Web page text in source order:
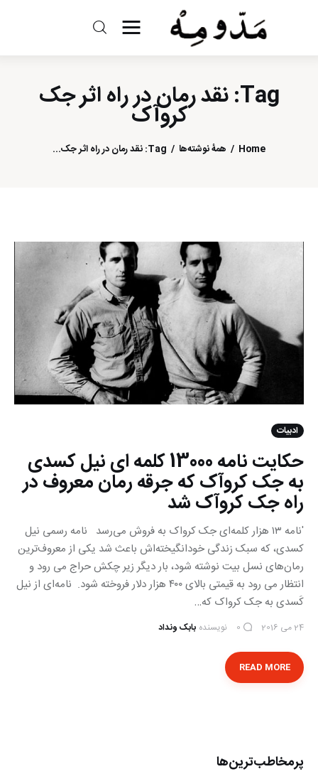
Tag: نقد رمان در راه اثر جک
کروآک
Home همهٔ نوشته‌ها Tag: نقد رمان در راه اثر جک...
مد و مه
ادبیات
درباره ما
ادبیات
حکایت نامه 13000 کلمه ای نیل کسدی
به جک کروآک که جرقه رمان معروف در
راه جک کروآک شد
'نامه ۱۳ هزار کلمه‌ای جک کرواک به فروش می‌رسد نامه رسمی نیل
کسدی، که سبک زندگی خودانگیخته‌اش باعث شد یکی از معروف‌ترین
رمان‌های نسل بیت نوشته شود، بار دیگر زیر چکش حراج می رود و
انتظار می رود به قیمتی بالای ۴۰۰ هزار دلار فروخته شود. نامه‌ای از نیل
کَسدی به جک کرواک که…
24 می 2016 0 نویسنده بابک ونداد
READ MORE
پرمخاطب‌ترین‌ها